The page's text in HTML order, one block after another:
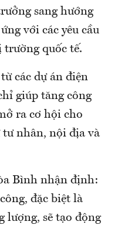
sang hướng
với các yêu cầu
trường quốc tế.
các dự án điện
giúp tăng công
ra cơ hội cho
nhân, nội địa và
Bình nhận định:
đặc biệt là
lượng, sẽ tạo động